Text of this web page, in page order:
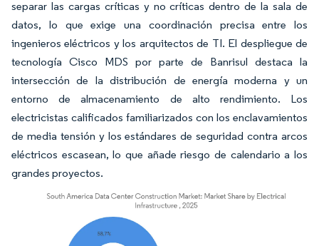
separar las cargas críticas y no críticas dentro de la sala de
datos, lo que exige una coordinación precisa entre los
ingenieros eléctricos y los arquitectos de TI. El despliegue de
tecnología Cisco MDS por parte de Banrisul destaca la
intersección de la distribución de energía moderna y un
entorno de almacenamiento de alto rendimiento. Los
electricistas calificados familiarizados con los enclavamientos
de media tensión y los estándares de seguridad contra arcos
eléctricos escasean, lo que añade riesgo de calendario a los
grandes proyectos.